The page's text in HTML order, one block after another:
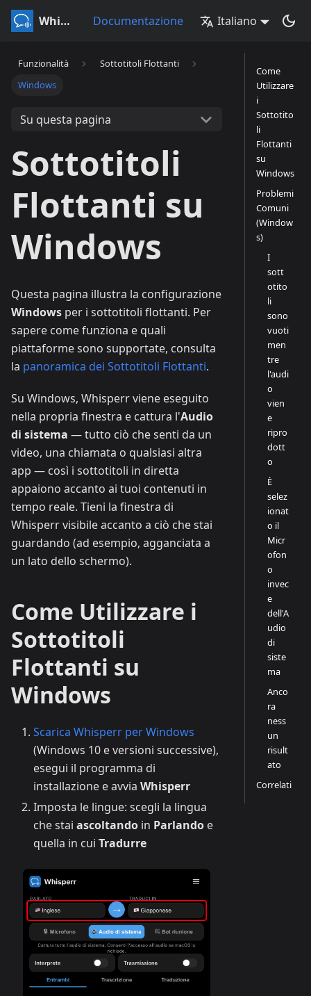
Whisperr Documentazione Italiano
Funzionalità
Sottotitoli Flottanti
Windows
Su questa pagina
Sottotitoli
Flottanti su
Windows
Questa pagina illustra la configurazione
Windows per i sottotitoli flottanti. Per
sapere come funziona e quali
piattaforme sono supportate, consulta
la panoramica dei Sottotitoli Flottanti.
Su Windows, Whisperr viene eseguito
nella propria finestra e cattura l'Audio
di sistema — tutto ciò che senti da un
video, una chiamata o qualsiasi altra
app — così i sottotitoli in diretta
appaiono accanto ai tuoi contenuti in
tempo reale. Tieni la finestra di
Whisperr visibile accanto a ciò che stai
guardando (ad esempio, agganciata a
un lato dello schermo).
Come Utilizzare i
Sottotitoli
Flottanti su
Windows
Scarica Whisperr per Windows
(Windows 10 e versioni successive),
esegui il programma di
installazione e avvia Whisperr
Imposta le lingue: scegli la lingua
che stai ascoltando in Parlando e
quella in cui Tradurre
Come
Utilizzare
i
Sottotito
li
Flottanti
su
Windows
Problemi
Comuni
(Window
s)
I
sott
otito
li
sono
vuoti
men
tre
l'audi
o
vien
e
ripro
dott
o
È
selez
ionat
o il
Micr
ofon
o
invec
e
dell'A
udio
di
siste
ma
Anco
ra
ness
un
risult
ato
Correlati